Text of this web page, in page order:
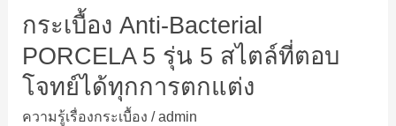
กระเบื้อง Anti-Bacterial
PORCELA 5 รุ่น 5 สไตล์ที่ตอบ
โจทย์ได้ทุกการตกแต่ง
ความรู้เรื่องกระเบื้อง /admin
PORCELA
รุ่น